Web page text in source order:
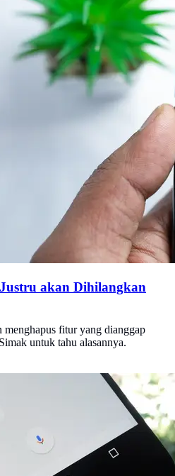
akan Dihilangkan
menghapus fitur yang dianggap
untuk tahu alasannya.